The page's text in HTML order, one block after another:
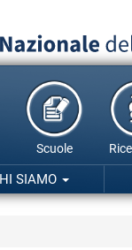
Scuole
SIAMO